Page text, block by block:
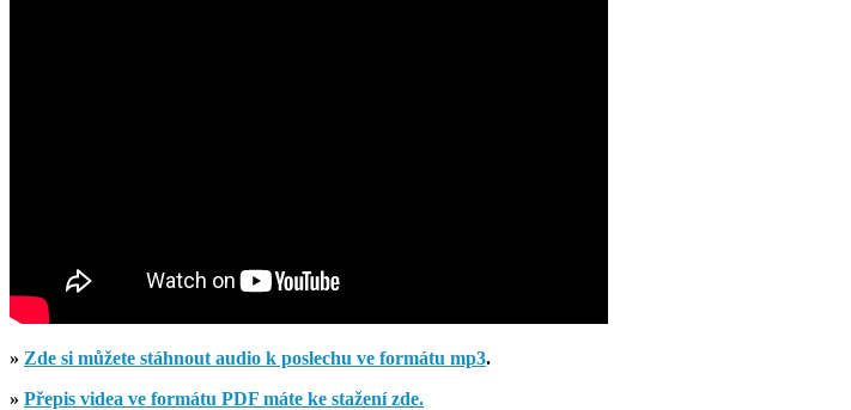
» Zde si můžete stáhnout audio k poslechu ve formátu mp3.
» Přepis videa ve formátu PDF máte ke stažení zde.